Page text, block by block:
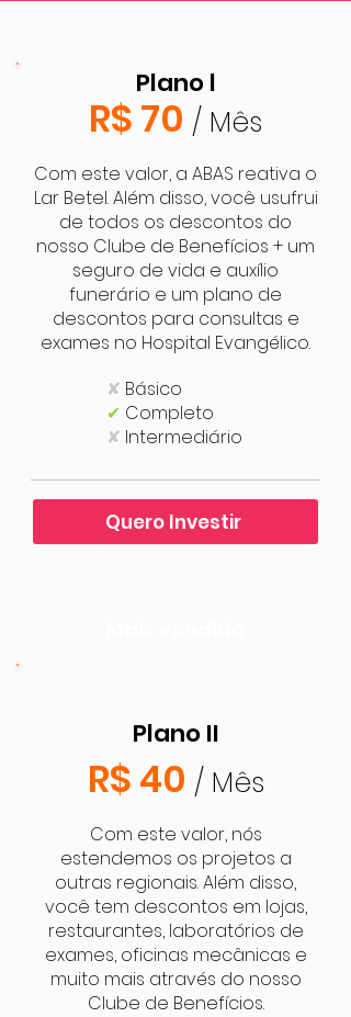
Plano l
R$ 70 / Mês
Com este valor, a ABAS reativa o
Lar Betel. Além disso, você usufrui
de todos os descontos do
nosso Clube de Benefícios + um
seguro de vida e auxílio
funerário e um plano de
descontos para consultas e
exames no Hospital Evangélico.
✘ Básico
✔ Completo
✘ Intermediário
Quero Investir
Plano II
R$ 40 / Mês
Com este valor, nós
estendemos os projetos a
outras regionais. Além disso,
você tem descontos em lojas,
restaurantes, laboratórios de
exames, oficinas mecânicas e
muito mais através do nosso
Clube de Benefícios.